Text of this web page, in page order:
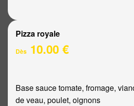
Pizza royale
Dès 10.00 €
Base sauce tomate, fromage,
de veau, poulet, oignons